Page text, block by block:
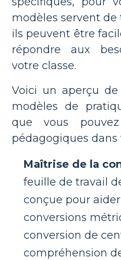
modèles servent
ils peuvent être
répondre aux
votre classe.
Voici un aperçu
modèles de
que vous
pédagogiques dans
Maîtrise de la
feuille de travail
conçue pour
conversions
conversion de
compréhension